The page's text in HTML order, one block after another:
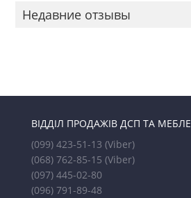
Недавние отзывы
ВІДДІЛ ПРОДАЖІВ ДСП ТА
(099) 423-51-13 (Viber)
(068) 762-85-15 (Viber)
(097) 445-02-80
(096) 791-89-48